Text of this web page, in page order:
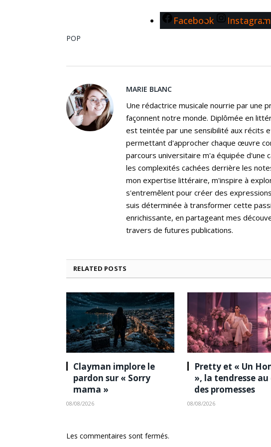
Facebook Instagram
POP
MARIE BLANC
Une rédactrice musicale nourrie par une
façonnent notre monde. Diplômée en
est teintée par une sensibilité aux récits
permettant d'approcher chaque œuvre
parcours universitaire m'a équipée d'une
les complexités cachées derrière les
mon expertise littéraire, m'inspire à
s'entremêlent pour créer des
suis déterminée à transformer cette
enrichissante, en partageant mes
travers de futures publications.
RELATED POSTS
Clayman implore le
pardon sur « Sorry
mama »
08/08/2026
Pretty et « Un
», la tendresse
des promesses
08/08/2026
Les commentaires sont fermés.